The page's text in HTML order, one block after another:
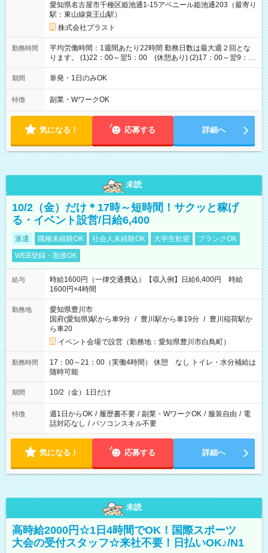
愛知県名古屋市千種区姫池通1-15アベニール姫池通203（最寄り
駅：東山線覚王山駅）
株式会社プラスト
勤務時間
平均労働時間：1週間あたり22時間 勤務日数は最大週２回とな
ります。 (1)22：00～翌5：00 (休憩あり) (2)17：00～翌9：
00 (休憩あり) ３６協定提出済 平均労働時間：1週間あたり22
時間 勤務日数は最大週２回となります。 (1)22：00～翌5：00
期間 単発・1日のみOK
特徴 副業・WワークOK
気になる！ 応募する 詳細へ
未読
10/2（金）だけ＊17時～短時間！サクッと稼げ
る・イベント設営/日給6,400
派遣 職種未経験OK 社会人未経験OK 大学生歓迎
ブランクOK
WEB登録・面接OK
給与
時給1600円（一律交通費込）【収入例】日給6,400円 時給
1600円×4時間
勤務地
愛知県豊川市
国府(愛知県)駅から車9分 / 豊川駅から車19分 / 豊川稲荷駅か
ら車20
イベント会場で設営（勤務地：愛知県豊川市白鳥町）
勤務時間
17：00～21：00（実働4時間） 休憩 なし トイレ・水分補給は
随時可能
期間 10/2（金）1日だけ
特徴 週1日からOK / 履歴書不要 / 副業・WワークOK / 服装自由 / 電
話対応なし / パソコンスキル不要
気になる！ 応募する 詳細へ
未読
高時給2000円☆1日4時間でOK！国際スポーツ
大会の受付スタッフ☆来社不要！日払いOK♪/N1